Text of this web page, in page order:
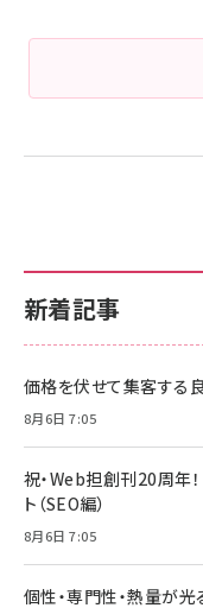
新着記事
価格を伏せて集客する
8月6日 7:05
祝・Web担創刊20周年
ト（SEO編）
8月6日 7:05
個性・専門性・熱量が